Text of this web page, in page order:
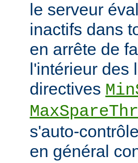
le serveur
inactifs dans
en arrête de
l'intérieur des
directives
s'auto-
en général